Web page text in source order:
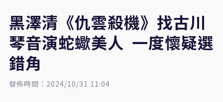
黑澤清《仇雲殺機》找古川
琴音演蛇蠍美人 一度懷疑選
錯角
發佈時間：2024/10/31 11:04